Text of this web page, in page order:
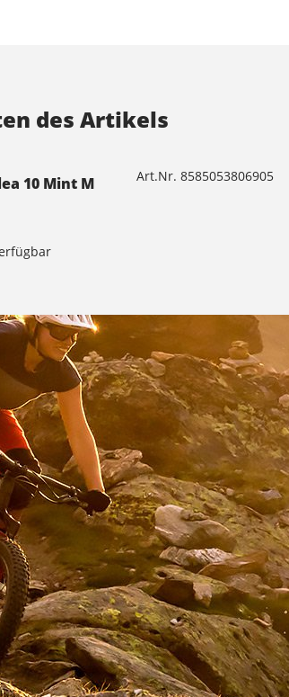
des Artikels
10 Mint M Art.Nr. 8585053806905